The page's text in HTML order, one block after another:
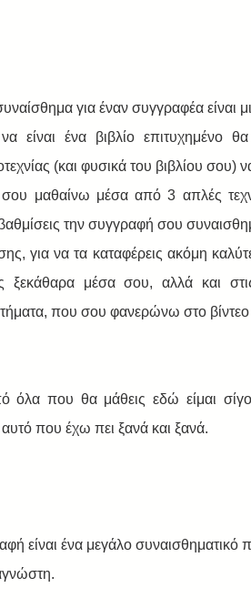
για έναν συγγραφέα είναι
να είναι ένα βιβλίο επιτυχημένο
(και φυσικά του βιβλίου σου)
σου μαθαίνω μέσα από 3 απλές
την συγγραφή σου
για να τα καταφέρεις ακόμη
ξεκάθαρα μέσα σου, αλλά και
που σου φανερώνω στο βίντεο
όλα που θα μάθεις εδώ είμαι
που έχω πει ξανά και ξανά.
είναι ένα μεγάλο